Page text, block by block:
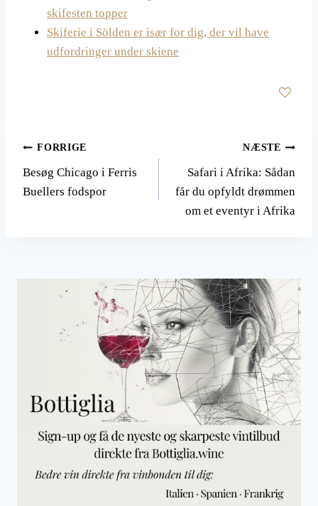
skifesten topper
Skiferie i Sölden er især for dig, der vil have
udfordringer under skiene
Indlægsnavigation
FORRIGE
Besøg Chicago i Ferris
Buellers fodspor
NÆSTE
Safari i Afrika: Sådan
får du opfyldt drømmen
om et eventyr i Afrika